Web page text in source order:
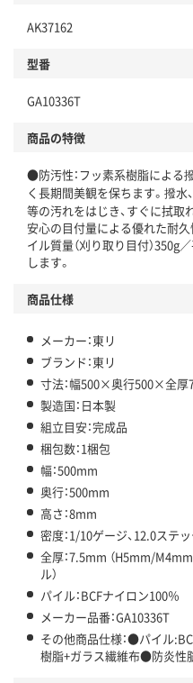
AK37162
型番
GA10336T
商品の特徴
●防汚性：フッ素系樹脂による
く長期間美観を保ちます。撥水
等の汚れをはじき、すぐに拭取
安心の目付量による優れた耐久
イル質量（刈り取り目付）350g
します。
商品仕様
メーカー：東リ
ブランド：東リ
寸法：幅500×奥行500×全厚
製造国：日本製
組立目安：完成品
梱包数：1梱包
幅：500mm
奥行：500mm
高さ：8mm
密度：1/10ゲージ、12.0ステ
全厚：7.5mm （H5mm/
ル）
パイル：BCFナイロン100％
メーカー品番：GA10336T
その他商品仕様：●パイル
樹脂+ガラス繊維布●防炎性